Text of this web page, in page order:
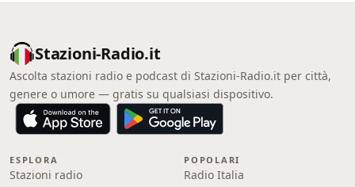
Stazioni-Radio.it
Ascolta stazioni radio e podcast di Stazioni-Radio.it per città,
genere o umore — gratis su qualsiasi dispositivo.
ESPLORA
Stazioni radio
POPOLARI
Radio Italia